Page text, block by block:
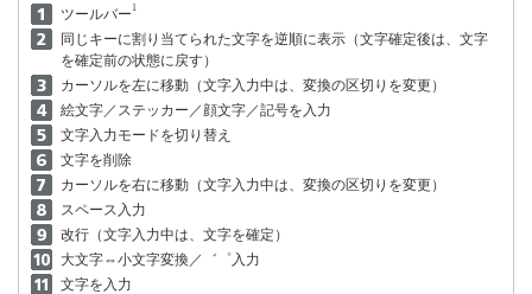
ツールバー 1
同じキーに割り当てられた文字を逆順に表示（文字確定後は、文字
を確定前の状態に戻す）
カーソルを左に移動（文字入力中は、変換の区切りを変更）
絵文字／ステッカー／顔文字／記号を入力
文字入力モードを切り替え
文字を削除
カーソルを右に移動（文字入力中は、変換の区切りを変更）
スペース入力
改行（文字入力中は、文字を確定）
大文字⇔小文字変換／゛゜入力
文字を入力